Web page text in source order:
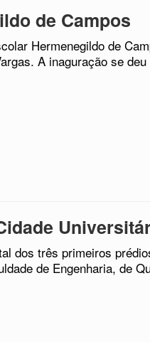
de Campos
Hermenegildo de
A inaguração se
dos três primeiros
de Engenharia, de